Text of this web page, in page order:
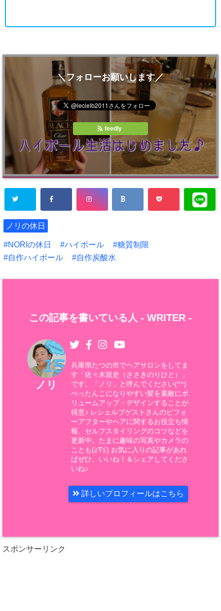
＼フォローお願いします／
feedly
ノリの休日
NORIの休日 ハイボール
糖質制限
自作ハイボール
自作炭酸水
この記事を書いている人 - WRITER -
ノリ
兵庫県たつの市でヘアサロンをしてま
す「佐々木規史（ささきのりひと）」
です。「ノリ」と呼んでください(^^)
ぺったんこになりやすい髪を素敵にボ
リュームアップ・デザインすることが
得意♪ レシェルブゲストさんのビフォ
ーアフターやヘアに関するお役立ち情
報、セルフスタイリングのコツなどを
更新中。たまに趣味の写真やカメラの
ことも(≧∇≦) お気に入りの記事があれ
ばぜひ、いいね！＆シェアしてくださ
いね♪
詳しいプロフィールはこちら
スポンサーリンク